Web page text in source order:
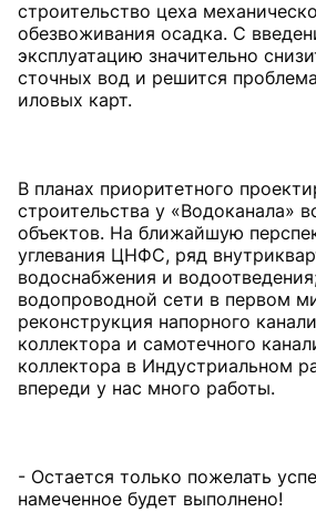
строительство цеха
обезвоживания осадка. С
эксплуатацию значительно
сточных вод и решится
иловых карт.
В планах приоритетного
строительства у «Водоканала»
объектов. На ближайшую
углевания ЦНФС, ряд
водоснабжения и
водопроводной сети в первом
реконструкция напорного
коллектора и самотечного
коллектора в Индустриальном
впереди у нас много работы.
- Остается только пожелать
намеченное будет выполнено!